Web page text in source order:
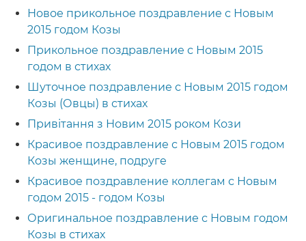
Новое прикольное поздравление с Новым
2015 годом Козы
Прикольное поздравление с Новым 2015
годом в стихах
Шуточное поздравление с Новым 2015 годом
Козы (Овцы) в стихах
Привітання з Новим 2015 роком Кози
Красивое поздравление с Новым 2015 годом
Козы женщине, подруге
Красивое поздравление коллегам с Новым
годом 2015 - годом Козы
Оригинальное поздравление с Новым годом
Козы в стихах